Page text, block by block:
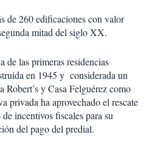
de 260 edificaciones con valor
mitad del siglo XX.
de las primeras residencias
en 1945 y considerada un
Robert’s y Casa Felguérez como
privada ha aprovechado el rescate
incentivos fiscales para su
del pago del predial.